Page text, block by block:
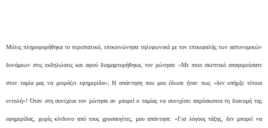
Μόλις πληροφορήθηκα το περιστατικό, επικοινώνησα τηλεφωνικά με τον επικεφαλής των αστυνομικών
δυνάμεων στις εκδηλώσεις και αφού διαμαρτυρήθηκα, τον ρώτησα: «Με ποιο σκεπτικό απαγορεύσατε
στον ταμία μας να μοιράζει εφημερίδα»; Η απάντηση που μου έδωσε ήταν πως «δεν υπήρξε τέτοια
εντολή»! Όταν στη συνέχεια τον ρώτησα αν μπορεί ο ταμίας να συνεχίσει απρόσκοπτα τη διανομή της
εφημερίδας, χωρίς κίνδυνο από τους χρυσαυγίτες, μου απάντησε: «Για λόγους τάξης, δεν μπορεί να